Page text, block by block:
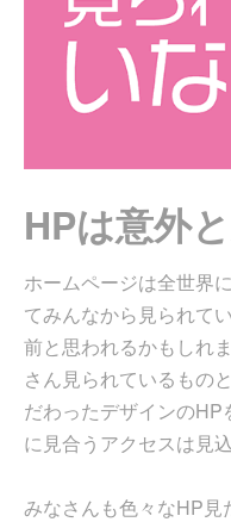
HPは意外
ホームページは全世界
てみんなから見られて
前と思われるかもしれ
さん見られているもの
だわったデザインの
に見合うアクセスは見
みなさんも色々なHP見